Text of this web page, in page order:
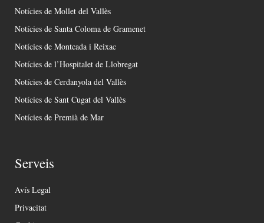
Notícies de Mollet del Vallès
Notícies de Santa Coloma de Gramenet
Notícies de Montcada i Reixac
Notícies de l’Hospitalet de Llobregat
Notícies de Cerdanyola del Vallès
Notícies de Sant Cugat del Vallès
Notícies de Premià de Mar
Serveis
Avís Legal
Privacitat